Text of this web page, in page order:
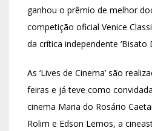
ganhou o prêmio de melhor
competição oficial Venice
da crítica independente ‘Bisato
As ‘Lives de Cinema’ são
feiras e já teve como
cinema Maria do Rosário
Rolim e Edson Lemos, a